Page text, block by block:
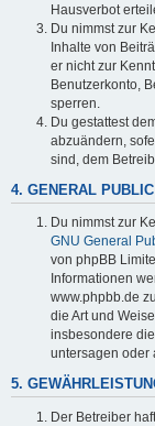
Hausverbot
Du nimmst zur
Inhalte von
er nicht zur
Benutzerkonto,
sperren.
Du gestattest
abzuändern,
sind, dem
4. GENERAL
Du nimmst zur
GNU General
von phpBB
Informationen
www.phpbb.de
die Art und
insbesondere
untersagen oder
5.
Der Betreiber